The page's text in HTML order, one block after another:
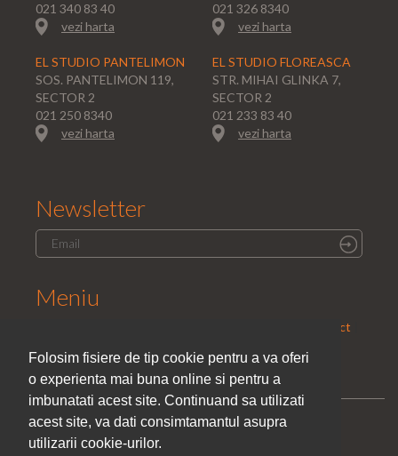
Folosim fisiere de tip cookie pentru a va oferi
o experienta mai buna online si pentru a
imbunatati acest site. Continuand sa utilizati
acest site, va dati consimtamantul asupra
utilizarii cookie-urilor.
021 340 83 40
vezi harta
021 326 8340
vezi harta
EL STUDIO PANTELIMON
SOS. PANTELIMON 119,
SECTOR 2
021 250 8340
vezi harta
EL STUDIO FLOREASCA
STR. MIHAI GLINKA 7,
SECTOR 2
021 233 83 40
vezi harta
Newsletter
Meniu
Contact